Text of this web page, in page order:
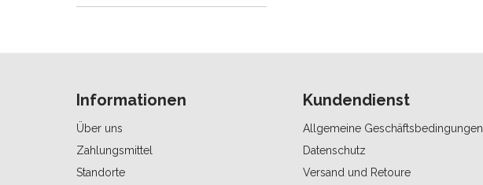
Informationen
Über uns
Zahlungsmittel
Standorte
Kundendienst
Allgemeine Geschäftsbedingungen
Datenschutz
Versand und Retoure